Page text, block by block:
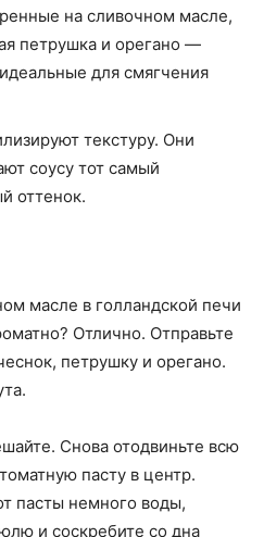
на сливочном масле,
петрушка и орегано —
для смягчения
текстуру. Они
соусу тот самый
оттенок.
масле в голландской печи
Отлично. Отправьте
петрушку и орегано.
Снова отодвиньте всю
пасту в центр.
пасты немного воды,
и соскребите со дна